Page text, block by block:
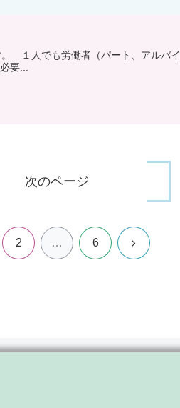
１人でも労働者（パート、アルバ
要...
次のページ
2 … 6 次